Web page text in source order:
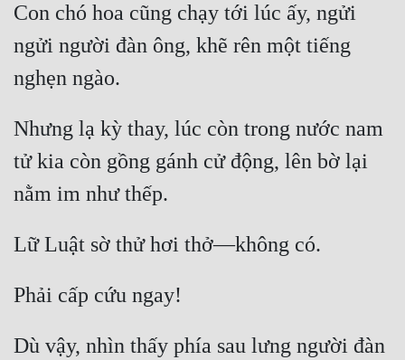
Phản Phái
Quan Trường
Quân Sự
Sảng Văn
Sắc
Sủng
Tiểu Thuyết
Trinh Thám
Con chó hoa cũng chạy tới lúc ấy, ngửi
ngửi người đàn ông, khẽ rên một tiếng
Nhưng lạ kỳ thay, lúc còn trong nước nam
tử kia còn gồng gánh cử động, lên bờ lại
Dù vậy, nhìn thấy phía sau lưng người đàn